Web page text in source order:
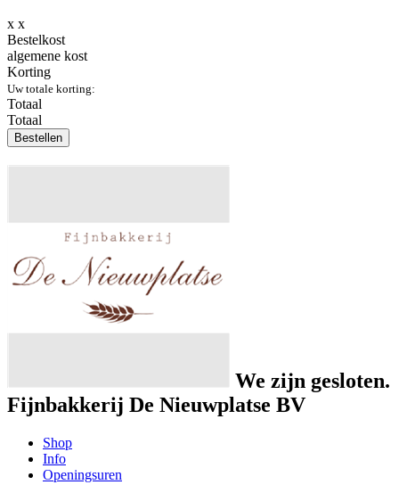
x x
Bestelkost
algemene kost
Korting
Uw totale korting:
Totaal
Totaal
Bestellen
We zijn gesloten.
Fijnbakkerij De Nieuwplatse BV
Shop
Info
Openingsuren